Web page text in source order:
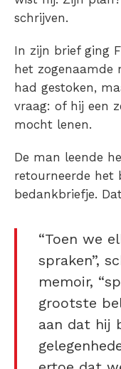
schrijven.
In zijn brief ging
het
had gestoken,
vraag: of hij een
mocht lenen.
De man leende
retourneerde het
bedankbriefje.
“Toen we
spraken”,
memoir,
grootste
aan dat hij